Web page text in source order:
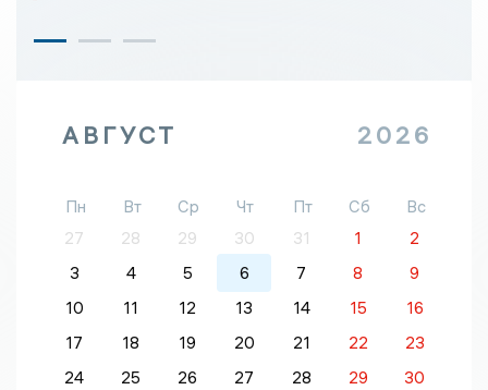
АВГУСТ 2026
Пн Вт Ср Чт Пт Сб
Вс
27
28 29 30 31 1
2
3
4 5 6 7 8
9
10
11 12 13 14 15
16
17
18 19 20 21 22
23
24
25 26 27 28 29
30